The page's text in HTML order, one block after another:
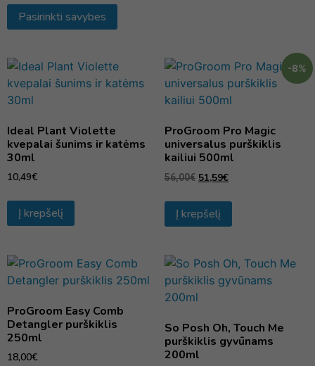
Pasirinkti savybes
Ideal Plant Violette
kvepalai šunims ir katėms
30ml
10,49€
Į krepšelį
-8%
ProGroom Pro Magic
universalus purškiklis
kailiui 500ml
56,00€ 51,59€
Į krepšelį
ProGroom Easy Comb
Detangler purškiklis
250ml
18,00€
So Posh Oh, Touch Me
purškiklis gyvūnams
200ml